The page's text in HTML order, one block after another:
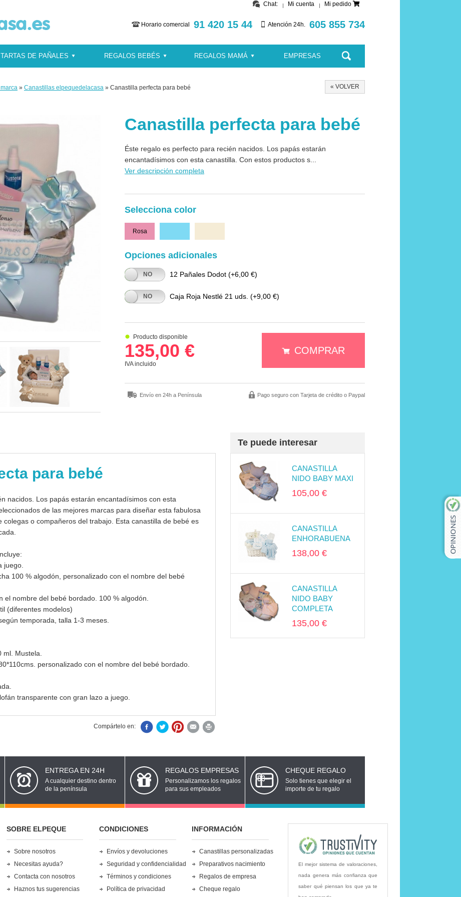
Chat: Mi cuenta Mi pedido
Horario comercial 91 420 15 44 Atención 24h. 605 855 734
TARTAS DE PAÑALES REGALOS BEBÉS REGALOS MAMÁ EMPRESAS
« VOLVER
» Canastillas elpequedelacasa » Canastilla perfecta para bebé
Canastilla perfecta para bebé
Éste regalo es perfecto para recién nacidos. Los papás estarán
encantadísimos con esta canastilla. Con estos productos s...
Ver descripción completa
Selecciona color
Rosa
Opciones adicionales
NO 12 Pañales Dodot (+6,00 €)
NO Caja Roja Nestlé 21 uds. (+9,00 €)
Producto disponible
135,00 €
IVA incluido
COMPRAR
Envío en 24h a Península Pago seguro con Tarjeta de crédito o Paypal
para bebé
nacidos. Los papás estarán encantadísimos con esta
de las mejores marcas para diseñar esta fabulosa
o compañeros del trabajo. Esta canastilla de bebé es
juego.
100 % algodón, personalizado con el nombre del bebé
el nombre del bebé bordado. 100 % algodón.
(diferentes modelos)
temporada, talla 1-3 meses.
Mustela.
personalizado con el nombre del bebé bordado.
transparente con gran lazo a juego.
Compártelo en:
Te puede interesar
CANASTILLA
NIDO BABY MAXI
105,00 €
CANASTILLA
ENHORABUENA
138,00 €
CANASTILLA
NIDO BABY
COMPLETA
135,00 €
ENTREGA EN 24H
A cualquier destino dentro
de la península
REGALOS EMPRESAS
Personalizamos los regalos
para sus empleados
CHEQUE REGALO
Solo tienes que elegir el
importe de tu regalo
SOBRE ELPEQUE
Sobre nosotros
Necesitas ayuda?
Contacta con nosotros
Haznos tus sugerencias
CONDICIONES
Envíos y devoluciones
Seguridad y confidencialidad
Términos y condiciones
Política de privacidad
INFORMACIÓN
Canastillas personalizadas
Preparativos nacimiento
Regalos de empresa
Cheque regalo
El mejor sistema de valoraciones,
nada genera más confianza que
saber qué piensan los que ya te